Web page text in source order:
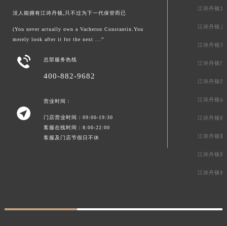
没人能拥有江诗丹顿,只不过为下一代保管而已
(You never actually own a Vacheron Constantin.You
merely look after it for the next ...”
 总部服务热线
400-882-9682

营业时间：
门店营业时间：09:00-19:30
客服在线时间：8:00-22:00
客服及门店节假日不休
江诗丹顿北
江诗丹顿上
江诗丹顿天
江诗丹顿广
江诗丹顿深
江诗丹顿成
江诗丹顿南
江诗丹顿重
江诗丹顿郑
江诗丹顿长